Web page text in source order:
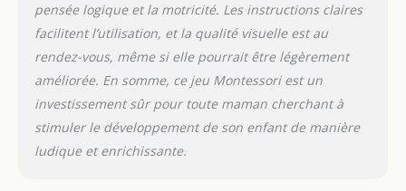
est fabriqué avec
beaucoup d'amour à
partir de matériaux
durables pour que
chaque session de jeu
soit sûre et amusante.
Vous pouvez être
pensée logique et la motricité. Les instructions claires
facilitent l’utilisation, et la qualité visuelle est au
rendez-vous, même si elle pourrait être légèrement
améliorée. En somme, ce jeu Montessori est un
investissement sûr pour toute maman cherchant à
stimuler le développement de son enfant de manière
ludique et enrichissante.